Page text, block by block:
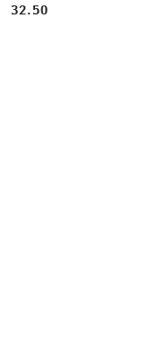
Cena:
32.50